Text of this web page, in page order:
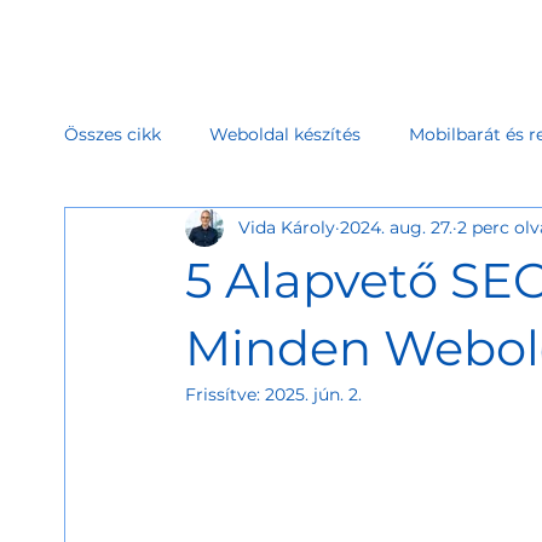
Vida Károly
Összes cikk Weboldal készítés Mobilbarát és
Webshop indítás és működtetés Weboldal
Weboldal cél és ügyfélszerzés Weboldal
5 Alapvető
Minden
Vida Károly 2024. aug. 27. 2 perc
Frissítve:2025. jún. 2.